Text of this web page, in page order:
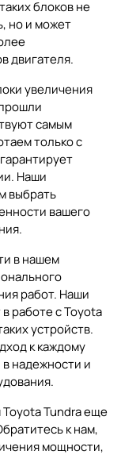
блоков не
но и может
двигателя.
увеличения
самым
только с
Наши
выбрать
вашего
в нашем
работ. Наши
работе с Toyota
устройств.
к каждому
надежности и
Toyota Tundra еще
к нам,
мощности,